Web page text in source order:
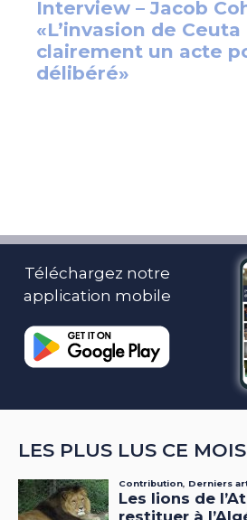
Téléchargez notre
application mobile
LES PLUS LUS CE MOIS